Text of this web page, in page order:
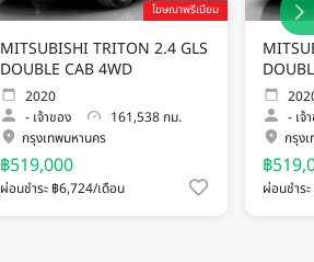
โฆษณาพรีเมียม
MITSUBISHI TRITON 2.4 GLS
DOUBLE CAB 4WD
2020
- เจ้าของ
161,538 กม.
กรุงเทพมหานคร
฿519,000
ผ่อนชำระ ฿6,724/เดือน
- เจ้
กรุง
฿
ผ่อนชำร